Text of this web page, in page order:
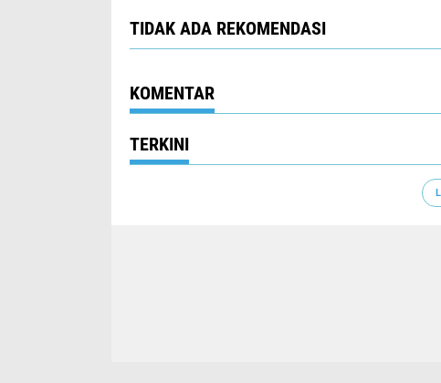
TIDAK ADA REKOMENDASI
KOMENTAR
TERKINI